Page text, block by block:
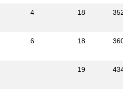
4 18
6 18
19